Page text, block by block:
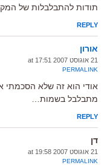
תודות להתבלבלות של
REPLY
אורון
21 אוגוסט 2007 at 17:51
PERMALINK
אודי הוא זה שלא הסכמתי
מתבלבל בשמות…
REPLY
דן
21 אוגוסט 2007 at 19:58
PERMALINK